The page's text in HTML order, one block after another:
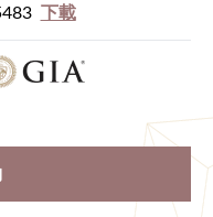
下載